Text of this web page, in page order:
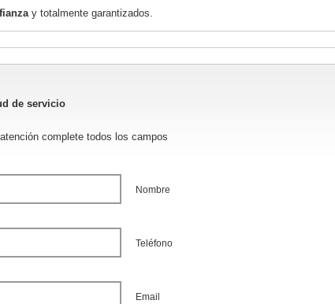
y totalmente garantizados.
de servicio
complete todos los campos
Nombre
Teléfono
Email